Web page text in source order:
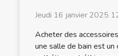
Jeudi 16 janvier 2025
Acheter des
une salle de bain est un